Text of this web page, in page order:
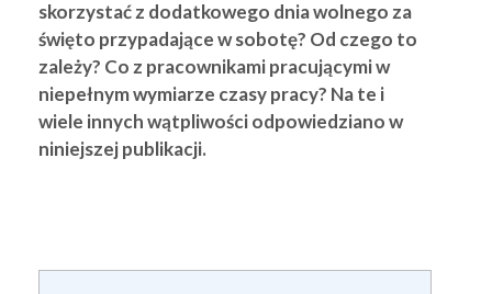
skorzystać z dodatkowego dnia wolnego za
święto przypadające w sobotę? Od czego to
zależy? Co z pracownikami pracującymi w
niepełnym wymiarze czasy pracy? Na te i
wiele innych wątpliwości odpowiedziano w
niniejszej publikacji.